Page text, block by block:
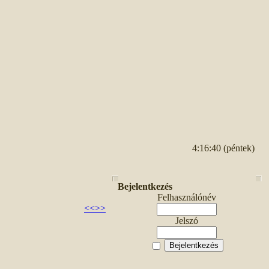
4:16:40 (péntek)
<<>>
Bejelentkezés
Felhasználónév
Jelszó